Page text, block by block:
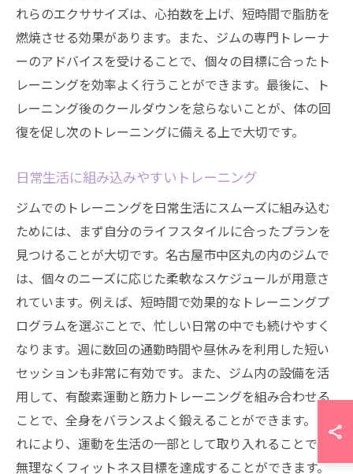
れらのエクササイズは、心拍数を上げ、短時間で脂肪を
燃焼させる効果があります。また、ジムの専門トレーナ
ーのアドバイスを受けることで、個々の目標に合ったト
レーニングを効率よく行うことができます。最後に、ト
レーニング後のクールダウンを怠らないことが、体の回
復を促し次のトレーニングに備える上で大切です。
日常生活に組み込みやすいトレーニング
ジムでのトレーニングを日常生活にスムーズに組み込む
ためには、まず自分のライフスタイルに合ったプランを
見つけることが大切です。名古屋市中区丸の内のジムで
は、個々のニーズに応じた柔軟なスケジュールが用意さ
れています。例えば、短時間で効果的なトレーニングプ
ログラムを選ぶことで、忙しい日常の中でも続けやすく
なります。週に数回の通勤時間や昼休みを利用した短い
セッションも非常に有効です。また、ジム内の設備を活
用して、有酸素運動と筋力トレーニングを組み合わせる
ことで、全身をバランスよく鍛えることができます。こ
れにより、運動を生活の一部として取り入れることで、
無理なくフィットネス目標を達成することができます。